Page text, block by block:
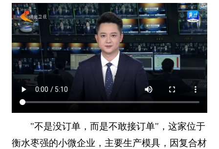
"不是没订单，而是不敢接订单"，这家位于
衡水枣强的小微企业，主要生产模具，因复合材